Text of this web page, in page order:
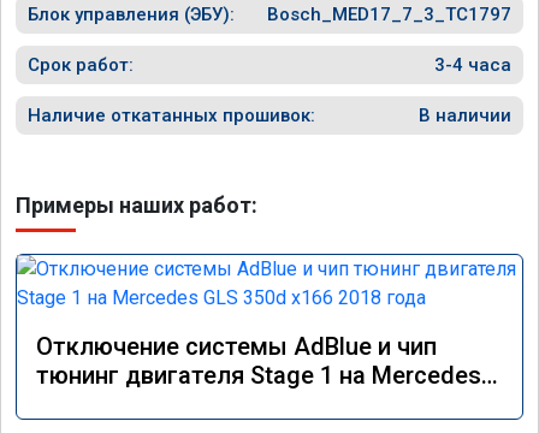
Блок управления (ЭБУ): Bosch_MED17_7_3_TC1797
Срок работ: 3-4 часа
Наличие откатанных прошивок: В наличии
Примеры наших работ:
Отключение системы AdBlue и чип
тюнинг двигателя Stage 1 на Mercedes